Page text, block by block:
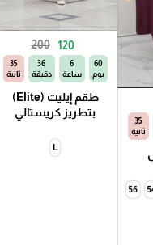
33
ثانية
56
200 120
60
يوم
6
ساعة
36
دقيقة
33
ثانية
طقم إيليت (Elite)
بتطريز كريستالي
L